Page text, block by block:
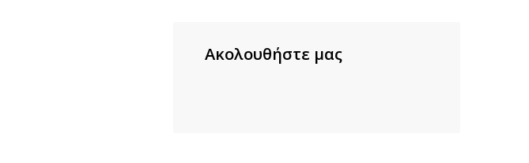
Ακολουθήστε μας